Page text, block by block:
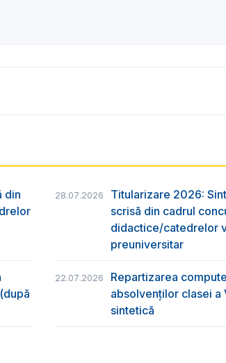
din
28.07.2026
Titularizare 2026:
scrisă din cadrul
didactice/catedrelor
preuniversitar
22.07.2026
Repartizarea
absolvenţilor clasei
sintetică